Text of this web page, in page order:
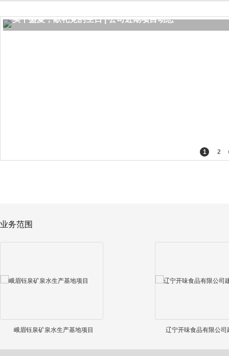
1 2
实干盛夏，献礼党的生日 | 公司近期项目动态
业务范围
峨眉钰泉矿泉水生产基地项目 辽宁开味食品有限公司